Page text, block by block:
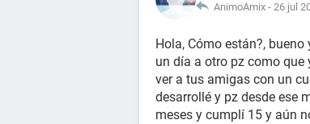
AnimoAmix - 26 jul
Hola, Cómo están?,
un día a otro pz como que
ver a tus amigas con un
desarrollé y pz desde ese
meses y cumplí 15 y aún